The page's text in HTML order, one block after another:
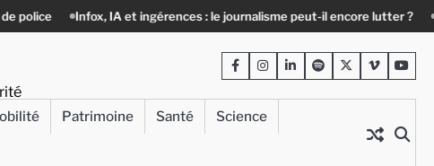
: le journalisme peut-il encore lutter ? Précarité, canicule,
Facebook
Instagram
LinkedInSpotifyTwitterViméo
Patrimoine Santé
Science